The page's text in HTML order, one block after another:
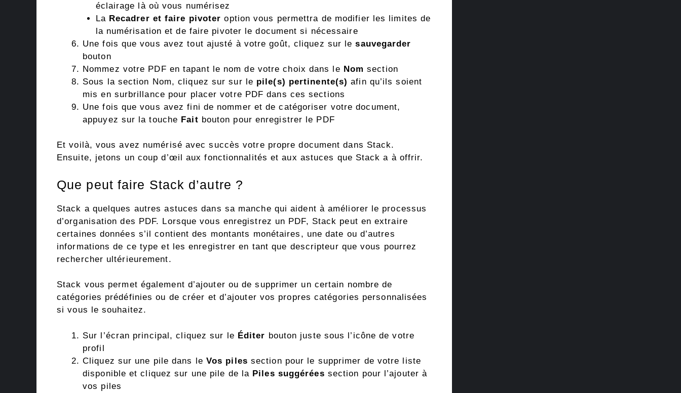
éclairage là où vous numérisez
La Recadrer et faire pivoter option vous permettra de modifier les limites de
la numérisation et de faire pivoter le document si nécessaire
Une fois que vous avez tout ajusté à votre goût, cliquez sur lesauvegarder
bouton
Nommez votre PDF en tapant le nom de votre choix dans le Nom section
Sous la section Nom, cliquez sur sur le pile(s) pertinente(s) afin qu’ils soient
mis en surbrillance pour placer votre PDF dans ces sections
Une fois que vous avez fini de nommer et de catégoriser votre document,
appuyez sur la touche Fait bouton pour enregistrer le PDF
Et voilà, vous avez numérisé avec succès votre propre document dans Stack.
Ensuite, jetons un coup d’œil aux fonctionnalités et aux astuces que Stack a à offrir.
Que peut faire Stack d’autre ?
Stack a quelques autres astuces dans sa manche qui aident à améliorer le processus
d’organisation des PDF. Lorsque vous enregistrez un PDF, Stack peut en extraire
certaines données s’il contient des montants monétaires, une date ou d’autres
informations de ce type et les enregistrer en tant que descripteur que vous pourrez
rechercher ultérieurement.
Stack vous permet également d’ajouter ou de supprimer un certain nombre de
catégories prédéfinies ou de créer et d’ajouter vos propres catégories personnalisées
si vous le souhaitez.
Sur l’écran principal, cliquez sur le Éditer bouton juste sous l’icône de votre
profil
Cliquez sur une pile dans le Vos piles section pour le supprimer de votre liste
disponible et cliquez sur une pile de la Piles suggérées section pour l’ajouter à
vos piles